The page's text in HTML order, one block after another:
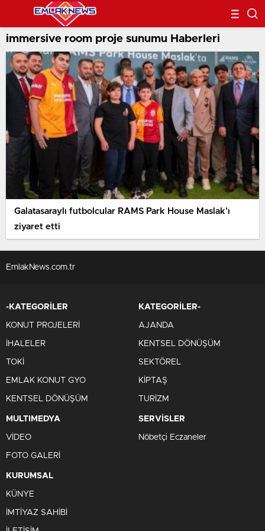
immersive room proje sunumu Haberleri
Galatasaraylı futbolcular RAMS Park House Maslak’ı
ziyaret etti
EmlakNews.com.tr
-KATEGORİLER
KONUT PROJELERİ
İHALELER
TOKİ
EMLAK KONUT GYO
KENTSEL DÖNÜŞÜM
KATEGORİLER-
AJANDA
KENTSEL DÖNÜŞÜM
SEKTÖREL
KİPTAŞ
TURİZM
MULTIMEDYA
VİDEO
FOTO GALERİ
SERVİSLER
Nöbetçi Eczaneler
KURUMSAL
KÜNYE
İMTİYAZ SAHİBİ